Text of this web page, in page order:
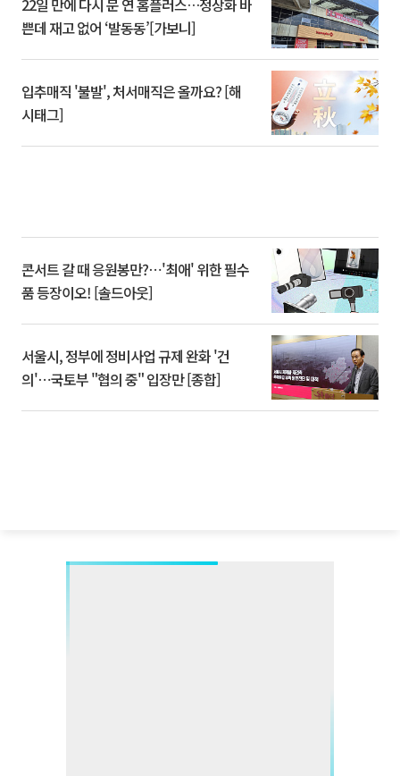
22일 만에 다시 문 연 홈플러스…정상화 바
쁜데 재고 없어 ‘발동동’[가보니]
입추매직 '불발', 처서매직은 올까요? [해
시태그]
콘서트 갈 때 응원봉만?⋯'최애' 위한 필수
품 등장이오! [솔드아웃]
서울시, 정부에 정비사업 규제 완화 '건
의'⋯국토부 "협의 중" 입장만 [종합]